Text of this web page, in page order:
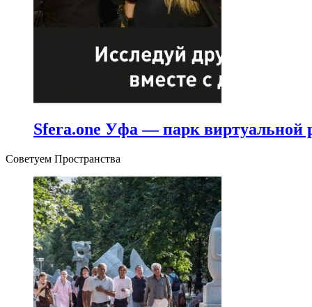
Sfera.one Уфа — парк виртуальной
Советуем Пространства